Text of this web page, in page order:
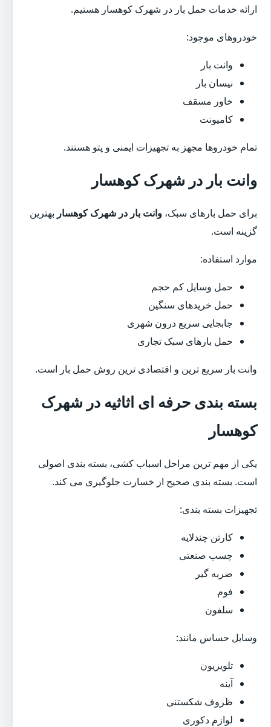
ارائه خدمات حمل بار در شهرک کوهسار هستیم.
خودروهای موجود:
وانت بار
نیسان بار
خاور مسقف
کامیونت
تمام خودروها مجهز به تجهیزات ایمنی و پتو هستند.
وانت بار در شهرک کوهسار
برای حمل بارهای سبک، وانت بار در شهرک کوهسار بهترین
گزینه است.
موارد استفاده:
حمل وسایل کم حجم
حمل خریدهای سنگین
جابجایی سریع درون شهری
حمل بارهای سبک تجاری
وانت بار سریع ترین و اقتصادی ترین روش حمل بار است.
بسته بندی حرفه ای اثاثیه در شهرک
کوهسار
یکی از مهم ترین مراحل اسباب کشی، بسته بندی اصولی
است. بسته بندی صحیح از خسارت جلوگیری می کند.
تجهیزات بسته بندی:
کارتن چندلایه
چسب صنعتی
ضربه گیر
فوم
سلفون
وسایل حساس مانند:
تلویزیون
آینه
ظروف شکستنی
لوازم دکوری